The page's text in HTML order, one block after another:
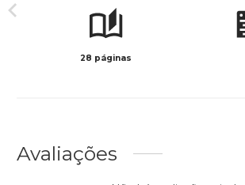
28 páginas
Avaliações